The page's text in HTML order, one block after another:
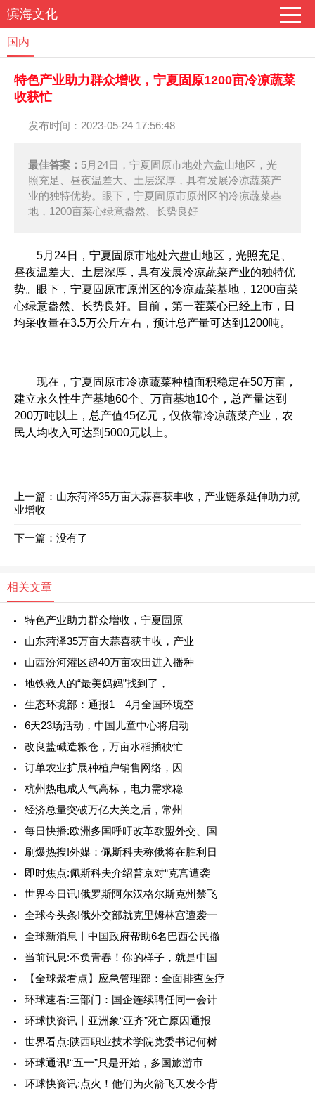
滨海文化
国内
特色产业助力群众增收，宁夏固原1200亩冷凉蔬菜
收获忙
发布时间：2023-05-24 17:56:48
最佳答案： 5月24日，宁夏固原市地处六盘山地区，光
照充足、昼夜温差大、土层深厚，具有发展冷凉蔬菜产
业的独特优势。眼下，宁夏固原市原州区的冷凉蔬菜基
地，1200亩菜心绿意盎然、长势良好
5月24日，宁夏固原市地处六盘山地区，光照充足、
昼夜温差大、土层深厚，具有发展冷凉蔬菜产业的独特优
势。眼下，宁夏固原市原州区的冷凉蔬菜基地，1200亩菜
心绿意盎然、长势良好。目前，第一茬菜心已经上市，日
均采收量在3.5万公斤左右，预计总产量可达到1200吨。
现在，宁夏固原市冷凉蔬菜种植面积稳定在50万亩，
建立永久性生产基地60个、万亩基地10个，总产量达到
200万吨以上，总产值45亿元，仅依靠冷凉蔬菜产业，农
民人均收入可达到5000元以上。
上一篇： 山东菏泽35万亩大蒜喜获丰收，产业链条延伸助力就
业增收
下一篇：没有了
相关文章
特色产业助力群众增收，宁夏固原
山东菏泽35万亩大蒜喜获丰收，产业
山西汾河灌区超40万亩农田进入播种
地铁救人的“最美妈妈”找到了，
生态环境部：通报1—4月全国环境空
6天23场活动，中国儿童中心将启动
改良盐碱造粮仓，万亩水稻插秧忙
订单农业扩展种植户销售网络，因
杭州热电成人气高标，电力需求稳
经济总量突破万亿大关之后，常州
每日快播:欧洲多国呼吁改革欧盟外交、国
刷爆热搜!外媒：佩斯科夫称俄将在胜利日
即时焦点:佩斯科夫介绍普京对“克宫遭袭
世界今日讯!俄罗斯阿尔汉格尔斯克州禁飞
全球今头条!俄外交部就克里姆林宫遭袭一
全球新消息丨中国政府帮助6名巴西公民撤
当前讯息:不负青春！你的样子，就是中国
【全球聚看点】应急管理部：全面排查医疗
环球速看:三部门：国企连续聘任同一会计
环球快资讯丨亚洲象“亚齐”死亡原因通报
世界看点:陕西职业技术学院党委书记何树
环球通讯!“五一”只是开始，多国旅游市
环球快资讯:点火！他们为火箭飞天发令背